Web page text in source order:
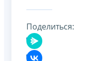
Поделиться: